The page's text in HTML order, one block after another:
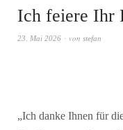
Ich feiere Ihr
23. Mai 2026 von stefan
„Ich danke Ihnen für